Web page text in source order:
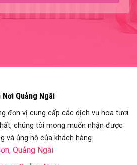
Quảng Ngãi
đơn vị cung cấp các dịch vụ hoa tươi
chúng tôi mong muốn nhận được
và ủng hộ của khách hàng.
Quảng Ngãi